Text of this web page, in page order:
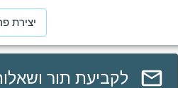
יצירת
לקביעת תור